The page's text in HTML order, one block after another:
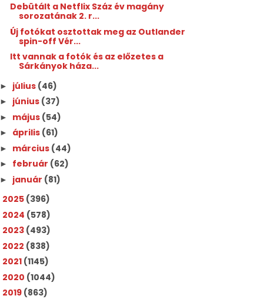
Debütált a Netflix Száz év magány
sorozatának 2. r...
Új fotókat osztottak meg az Outlander
spin-off Vér...
Itt vannak a fotók és az előzetes a
Sárkányok háza...
► július (46)
► június (37)
► május (54)
► április (61)
► március (44)
► február (62)
► január (81)
2025 (396)
2024 (578)
2023 (493)
2022 (838)
2021 (1145)
2020 (1044)
2019 (863)